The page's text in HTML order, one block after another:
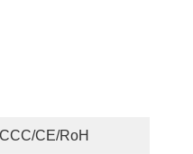
CE/RoH